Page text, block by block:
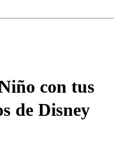
con tus
de Disney